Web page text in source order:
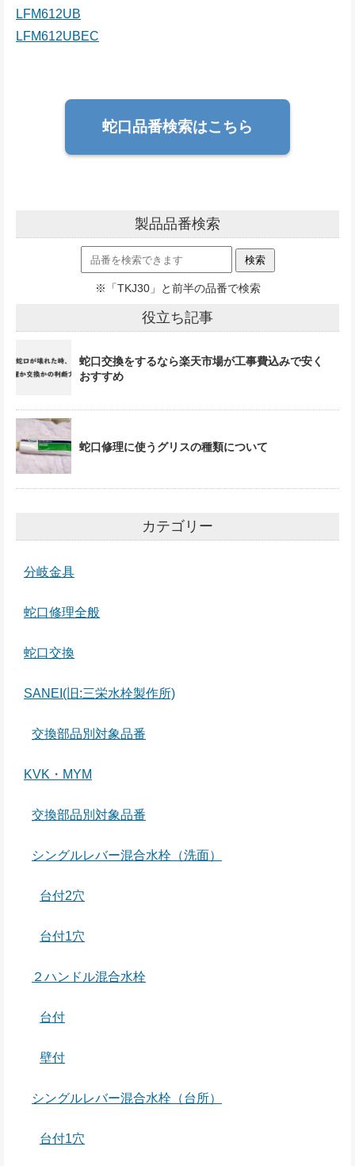
LFM612UB
LFM612UBEC
蛇口品番検索はこちら
製品品番検索
※「TKJ30」と前半の品番で検索
役立ち記事
蛇口交換をするなら楽天市場が工事費込みで安く
おすすめ
蛇口修理に使うグリスの種類について
カテゴリー
分岐金具
蛇口修理全般
蛇口交換
SANEI(旧:三栄水栓製作所)
交換部品別対象品番
KVK・MYM
交換部品別対象品番
シングルレバー混合水栓（洗面）
台付2穴
台付1穴
２ハンドル混合水栓
台付
壁付
シングルレバー混合水栓（台所）
台付1穴